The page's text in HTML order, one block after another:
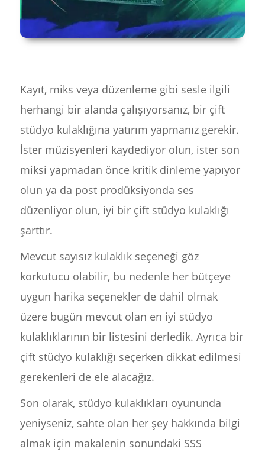
Kayıt, miks veya düzenleme gibi sesle ilgili
herhangi bir alanda çalışıyorsanız, bir çift
stüdyo kulaklığına yatırım yapmanız gerekir.
İster müzisyenleri kaydediyor olun, ister son
miksi yapmadan önce kritik dinleme yapıyor
olun ya da post prodüksiyonda ses
düzenliyor olun, iyi bir çift stüdyo kulaklığı
şarttır.
Mevcut sayısız kulaklık seçeneği göz
korkutucu olabilir, bu nedenle her bütçeye
uygun harika seçenekler de dahil olmak
üzere bugün mevcut olan en iyi stüdyo
kulaklıklarının bir listesini derledik. Ayrıca bir
çift stüdyo kulaklığı seçerken dikkat edilmesi
gerekenleri de ele alacağız.
Son olarak, stüdyo kulaklıkları oyununda
yeniyseniz, sahte olan her şey hakkında bilgi
almak için makalenin sonundaki SSS